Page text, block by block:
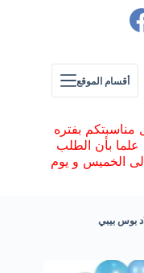
أقسام الموقع
مناسبتكم بفتره
بأن الطلب
الأحد إلى الخميس و يوم
بوس بيبي